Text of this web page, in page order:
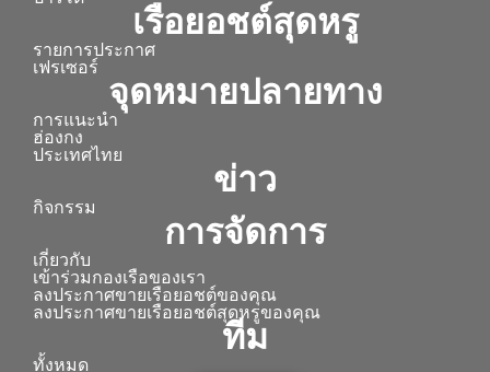
เรือยอชต์สุดหรู
รายการประกาศ
เฟรเซอร์
จุดหมายปลายทาง
การแนะนำ
ฮ่องกง
ประเทศไทย
ข่าว
กิจกรรม
การจัดการ
เกี่ยวกับ
เข้าร่วมกองเรือของเรา
ลงประกาศขายเรือยอชต์ของคุณ
ลงประกาศขายเรือยอชต์สุดหรูของคุณ
ทีม
ทั้งหมด